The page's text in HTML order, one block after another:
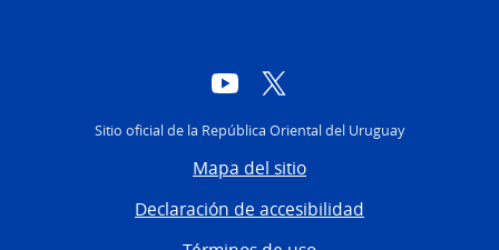
YouTube
Sitio oficial de la República Oriental del Uruguay
Mapa del sitio
Declaración de accesibilidad